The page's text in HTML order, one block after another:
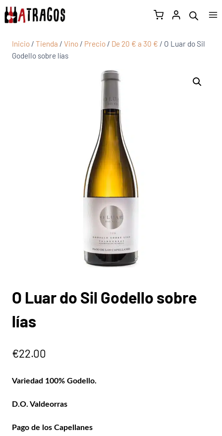
Inicio / Tienda / Vino / Precio / De 20 € a 30 € / O Luar do Sil
Godello sobre lías
O Luar do Sil Godello sobre
lías
€22.00
Variedad 100% Godello.
D.O. Valdeorras
Pago de los Capellanes